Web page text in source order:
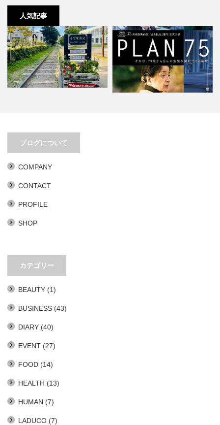
人気記事
ブログについて
COMPANY
CONTACT
PROFILE
SHOP
カテゴリー
BEAUTY (1)
BUSINESS (43)
DIARY (40)
EVENT (27)
FOOD (14)
HEALTH (13)
HUMAN (7)
LADUCO (7)